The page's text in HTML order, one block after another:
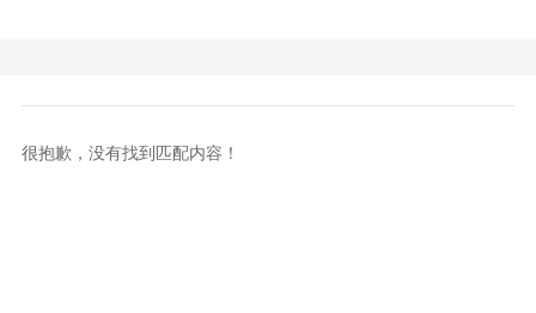
很抱歉，没有找到匹配内容！